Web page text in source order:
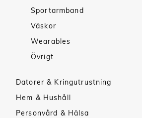
Sportarmband
Väskor
Wearables
Övrigt
Datorer & Kringutrustning
Hem & Hushåll
Personvård & Hälsa